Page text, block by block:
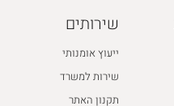
שירותים
ייעוץ אומנותי
שירות למשרד
תקנון האתר